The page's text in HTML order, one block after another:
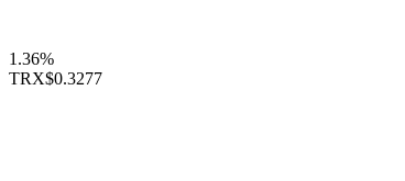
1.36%
TRX$0.3277